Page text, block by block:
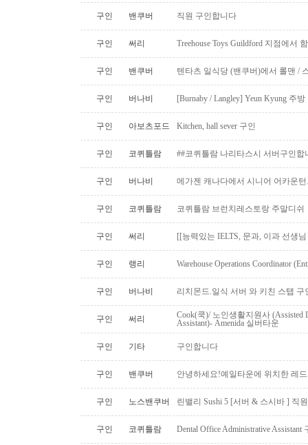
구인 밴쿠버 직원 구인합니다
구인 써리 Treehouse Toys Guildford 지점에서
구인 밴쿠버 텐타츠 일식당 (밴쿠버)에서 롤맨 /
구인 버나비 [Burnaby / Langley] Yeun Kyung 주
구인 아보츠포드 Kitchen, hall sever 구인
구인 코퀴틀람 ##코퀴틀람 나리타스시 서버구인합
구인 버나비 메가젠 캐나다에서 시니어 어카운
구인 코퀴틀람 코퀴틀람 브런치레스토랑 주말디쉬
구인 써리 [[능력있는 IELTS, 문과, 이과 선생
구인 랭리 Warehouse Operations Coordinator
구인 버나비 리치몬드.일식 서버 와 키친 스탭 구
구인 써리
Cook(쿡)/ 노인생활지원사 (Assisted
Assistant)- Amenida 실버타운
구인 기타 구인합니다
구인 밴쿠버 안녕하세요!예일타운에 위치한 레
구인 노스밴쿠버 린밸리 Sushi 5 [서버 & 스시바 ] 직
구인 코퀴틀람 Dental Office Administrative Assistant